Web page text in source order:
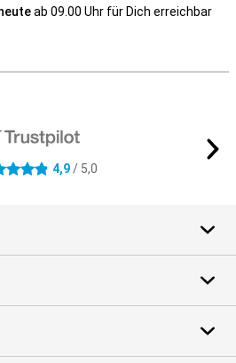
heuteab 09.00 Uhr für Dich erreichbar
4,9/ 5,0